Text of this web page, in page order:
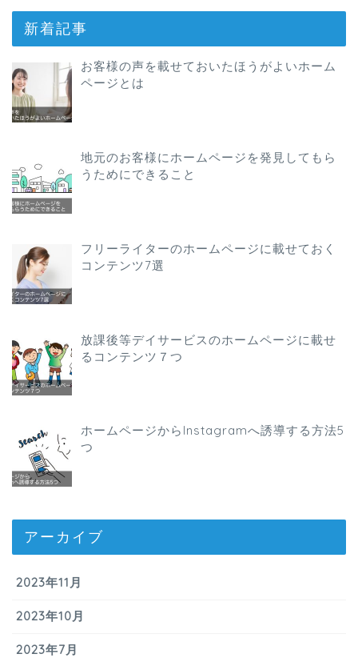
新着記事
お客様の声を載せておいたほうがよいホーム
ページとは
地元のお客様にホームページを発見してもら
うためにできること
フリーライターのホームページに載せておく
コンテンツ7選
放課後等デイサービスのホームページに載せ
るコンテンツ７つ
ホームページからInstagramへ誘導する方法5
つ
アーカイブ
2023年11月
2023年10月
2023年7月